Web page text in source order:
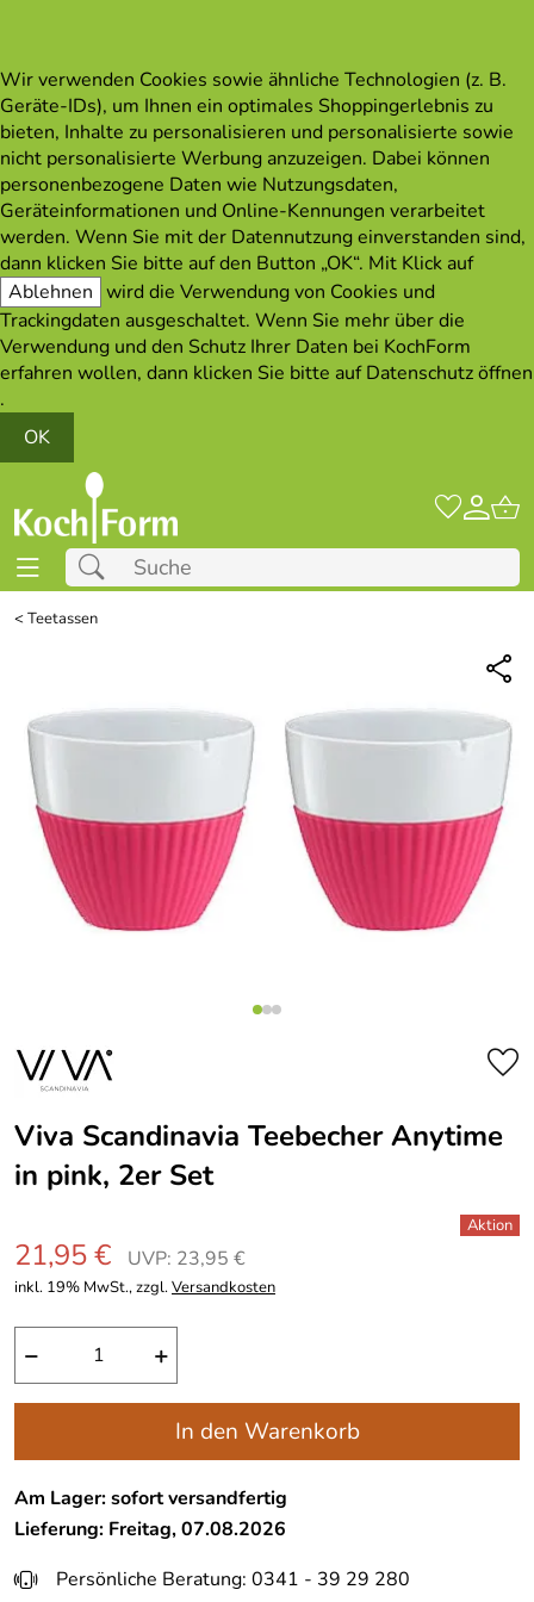
Wir verwenden Cookies sowie ähnliche Technologien (z. B.
Geräte-IDs), um Ihnen ein optimales Shoppingerlebnis zu
bieten, Inhalte zu personalisieren und personalisierte sowie
nicht personalisierte Werbung anzuzeigen. Dabei können
personenbezogene Daten wie Nutzungsdaten,
Geräteinformationen und Online-Kennungen verarbeitet
werden. Wenn Sie mit der Datennutzung einverstanden sind,
dann klicken Sie bitte auf den Button „OK“. Mit Klick auf
Ablehnen wird die Verwendung von Cookies und
Trackingdaten ausgeschaltet. Wenn Sie mehr über die
Verwendung und den Schutz Ihrer Daten bei KochForm
erfahren wollen, dann klicken Sie bitte aufDatenschutz öffnen
.
OK
<Teetassen
Viva Scandinavia Teebecher Anytime
in pink, 2er Set
21,95 € UVP: 23,95 €
inkl. 19% MwSt., zzgl.Versandkosten
− +
In den Warenkorb
Am Lager: sofort versandfertig
Lieferung: Freitag, 07.08.2026
Persönliche Beratung: 0341 - 39 29 280